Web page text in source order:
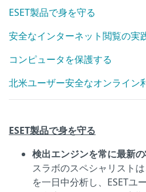
ESET製品で身を守る
安全なインターネット閲覧の実
コンピュータを保護する
北米ユーザー安全なオンライン
ESET製品で身を守る
検出エンジンを常に最新
スラボのスペシャリスト
を一日中分析し、ESETユ